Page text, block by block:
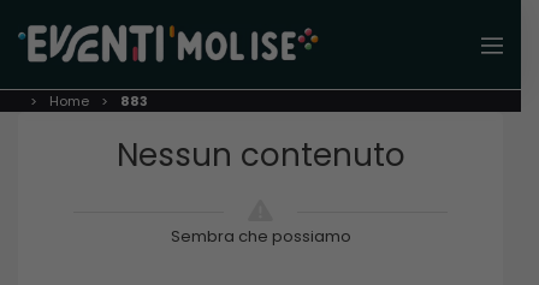
Home 883
Nessun contenuto
Sembra che possiamo